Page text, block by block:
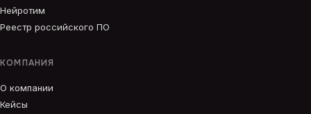
Нейротим
Реестр российского ПО
КОМПАНИЯ
О компании
Кейсы